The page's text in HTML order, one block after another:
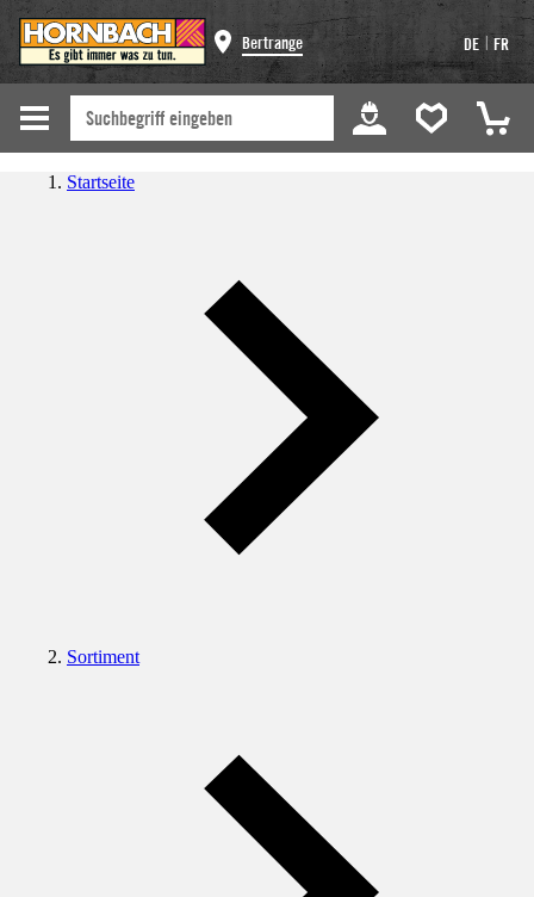
Bertrange DE | FR
Startseite
Sortiment